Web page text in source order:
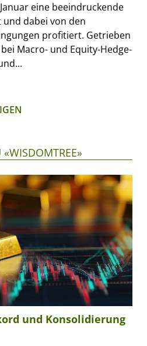
eine beeindruckende
dabei von den
profitiert. Getrieben
Macro- und Equity-Hedge-
«WISDOMTREE»
und Konsolidierung